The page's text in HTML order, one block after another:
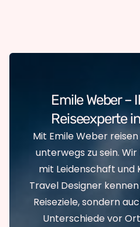
Emile Weber –
Reiseexperte
Mit Emile Weber
unterwegs zu sein.
mit Leidenschaft und
Travel Designer
Reiseziele, sondern
Unterschiede vor